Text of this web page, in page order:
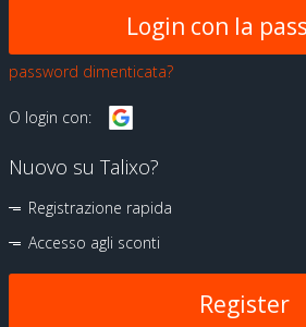
password dimenticata?
O login con:
Nuovo su Talixo?
Registrazione rapida
Accesso agli sconti
Register